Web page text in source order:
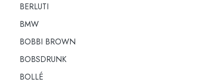
BERLUTI
BMW
BOBBI BROWN
BOBSDRUNK
BOLLÉ